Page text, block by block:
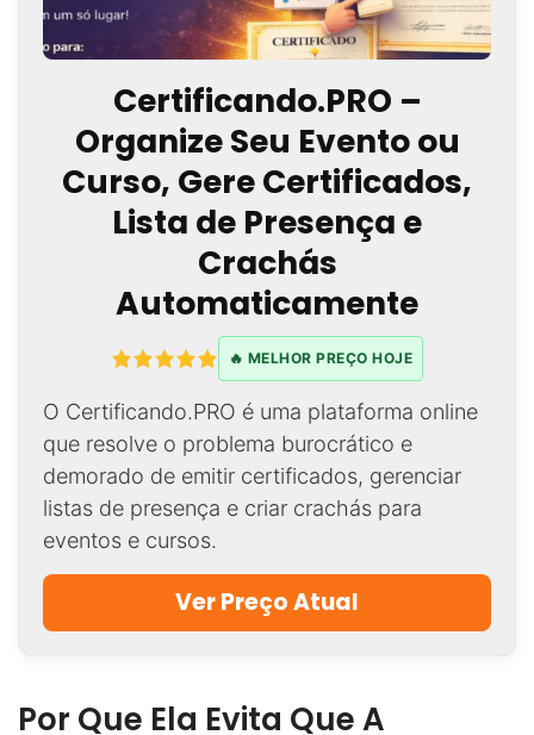
Certificando.PRO –
Organize Seu Evento ou
Curso, Gere Certificados,
Lista de Presença e
Crachás
Automaticamente
🔥 MELHOR PREÇO HOJE
O Certificando.PRO é uma plataforma online
que resolve o problema burocrático e
demorado de emitir certificados, gerenciar
listas de presença e criar crachás para
eventos e cursos.
Ver Preço Atual
Por Que Ela Evita Que A